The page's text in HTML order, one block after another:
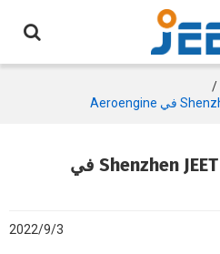
/
تطبيق المنظار الصناعي Shenzhen JEET في
2022/9/3